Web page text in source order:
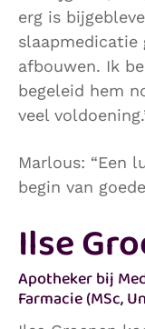
erg is
slaapmedicatie
afbouwen. Ik
begeleid hem
veel
Marlous: “Een
begin van
Ilse
Apotheker bij
Farmacie (MSc,